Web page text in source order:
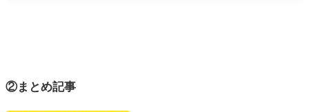
②まとめ記事